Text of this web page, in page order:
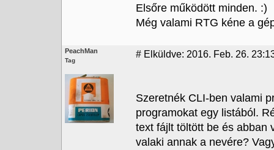
Elsőre működött minden. :)
Még valami RTG kéne a
PeachMan
Tag
# Elküldve: 2016. Feb. 26.
Szeretnék CLI-ben valami
programokat egy listából.
text fájlt töltött be és abban
valaki annak a nevére?